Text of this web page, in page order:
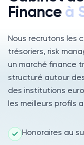
Vue de Strasbourg
Finance à
Nous recrutons les
trésoriers, risk
un marché finance
structuré autour
des institutions
les meilleurs profils
Honoraires au